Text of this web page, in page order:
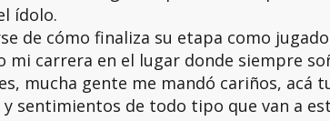
ídolo.
de cómo finaliza su etapa como
mi carrera en el lugar donde siempre
mucha gente me mandó cariños, acá
sentimientos de todo tipo que van a